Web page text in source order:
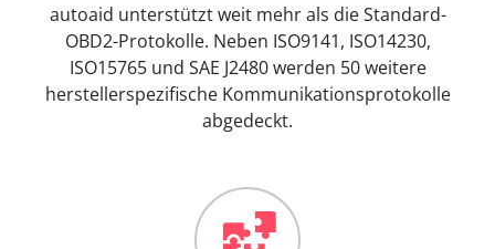
autoaid unterstützt weit mehr als die Standard-
OBD2-Protokolle. Neben ISO9141, ISO14230,
ISO15765 und SAE J2480 werden 50 weitere
herstellerspezifische Kommunikationsprotokolle
abgedeckt.